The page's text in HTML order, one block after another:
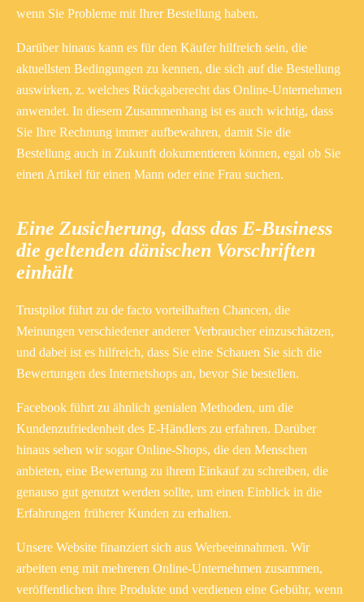
wenn Sie Probleme mit Ihrer Bestellung haben.
Darüber hinaus kann es für den Käufer hilfreich sein, die
aktuellsten Bedingungen zu kennen, die sich auf die Bestellung
auswirken, z. welches Rückgaberecht das Online-Unternehmen
anwendet. In diesem Zusammenhang ist es auch wichtig, dass
Sie Ihre Rechnung immer aufbewahren, damit Sie die
Bestellung auch in Zukunft dokumentieren können, egal ob Sie
einen Artikel für einen Mann oder eine Frau suchen.
Eine Zusicherung, dass das E-Business
die geltenden dänischen Vorschriften
einhält
Trustpilot führt zu de facto vorteilhaften Chancen, die
Meinungen verschiedener anderer Verbraucher einzuschätzen,
und dabei ist es hilfreich, dass Sie eine Schauen Sie sich die
Bewertungen des Internetshops an, bevor Sie bestellen.
Facebook führt zu ähnlich genialen Methoden, um die
Kundenzufriedenheit des E-Händlers zu erfahren. Darüber
hinaus sehen wir sogar Online-Shops, die den Menschen
anbieten, eine Bewertung zu ihrem Einkauf zu schreiben, die
genauso gut genutzt werden sollte, um einen Einblick in die
Erfahrungen früherer Kunden zu erhalten.
Unsere Website finanziert sich aus Werbeeinnahmen. Wir
arbeiten eng mit mehreren Online-Unternehmen zusammen,
veröffentlichen ihre Produkte und verdienen eine Gebühr, wenn